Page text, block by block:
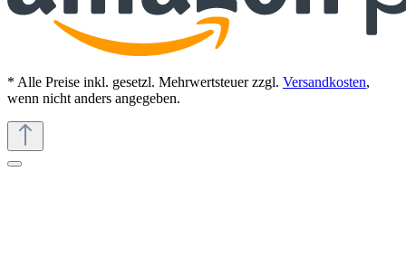
* Alle Preise inkl. gesetzl. Mehrwertsteuer zzgl. Versandkosten,
wenn nicht anders angegeben.